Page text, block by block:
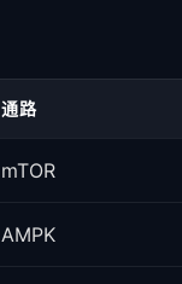
通路
mTOR
AMPK